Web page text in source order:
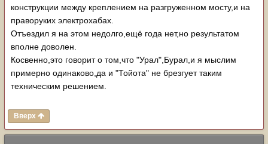
конструкции между креплением на разгруженном мосту,и на
праворуких электрохабах.
Отъездил я на этом недолго,ещё года нет,но результатом
вполне доволен.
Косвенно,это говорит о том,что "Урал",Бурал,и я мыслим
примерно одинаково,да и "Тойота" не брезгует таким
техническим решением.
Вверх